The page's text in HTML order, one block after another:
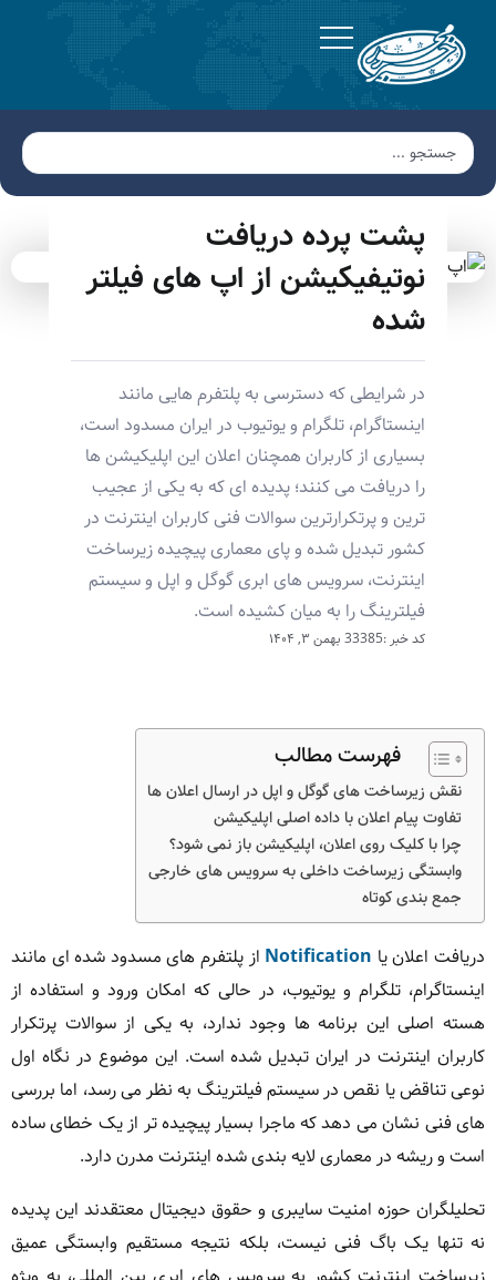
پشت پرده دریافت
نوتیفیکیشن از اپ های فیلتر
شده
در شرایطی که دسترسی به پلتفرم هایی مانند
اینستاگرام، تلگرام و یوتیوب در ایران مسدود است،
بسیاری از کاربران همچنان اعلان این اپلیکیشن ها
را دریافت می کنند؛ پدیده ای که به یکی از عجیب
ترین و پرتکرارترین سوالات فنی کاربران اینترنت در
کشور تبدیل شده و پای معماری پیچیده زیرساخت
اینترنت، سرویس های ابری گوگل و اپل و سیستم
فیلترینگ را به میان کشیده است.
کد خبر :33385 بهمن ۳, ۱۴۰۴
فهرست مطالب
نقش زیرساخت های گوگل و اپل در ارسال اعلان ها
تفاوت پیام اعلان با داده اصلی اپلیکیشن
چرا با کلیک روی اعلان، اپلیکیشن باز نمی شود؟
وابستگی زیرساخت داخلی به سرویس های خارجی
جمع بندی کوتاه
دریافت اعلان یا Notification از پلتفرم های مسدود شده ای مانند
اینستاگرام، تلگرام و یوتیوب، در حالی که امکان ورود و استفاده از
هسته اصلی این برنامه ها وجود ندارد، به یکی از سوالات پرتکرار
کاربران اینترنت در ایران تبدیل شده است. این موضوع در نگاه اول
نوعی تناقض یا نقص در سیستم فیلترینگ به نظر می رسد، اما بررسی
های فنی نشان می دهد که ماجرا بسیار پیچیده تر از یک خطای ساده
است و ریشه در معماری لایه بندی شده اینترنت مدرن دارد.
تحلیلگران حوزه امنیت سایبری و حقوق دیجیتال معتقدند این پدیده
نه تنها یک باگ فنی نیست، بلکه نتیجه مستقیم وابستگی عمیق